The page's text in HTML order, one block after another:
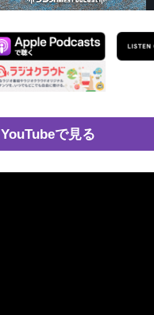
YouTubeで見る